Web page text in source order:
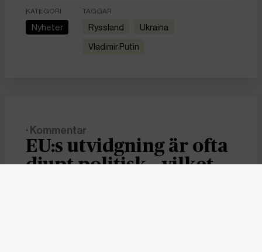
KATEGORI
Nyheter
TAGGAR
Ryssland Ukraina
Vladimir Putin
· Kommentar
EU:s utvidgning är ofta
djupt politisk – vilket